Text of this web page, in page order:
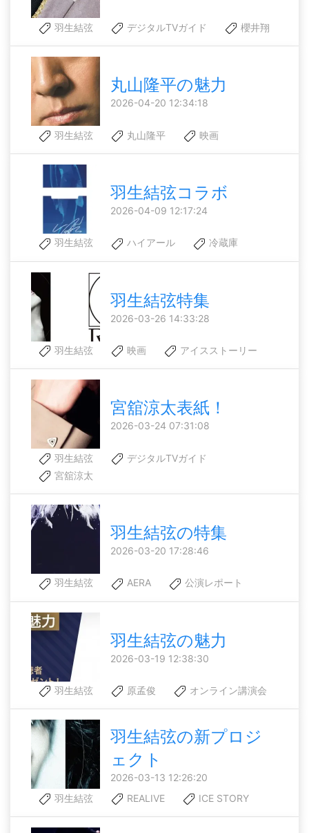
羽生結弦 デジタルTVガイド 櫻井翔
丸山隆平の魅力
2026-04-20 12:34:18
羽生結弦 丸山隆平 映画
羽生結弦コラボ
2026-04-09 12:17:24
羽生結弦 ハイアール 冷蔵庫
羽生結弦特集
2026-03-26 14:33:28
羽生結弦 映画 アイスストーリー
宮舘涼太表紙！
2026-03-24 07:31:08
羽生結弦
デジタルTVガイド
宮舘涼太
羽生結弦の特集
2026-03-20 17:28:46
羽生結弦 AERA 公演レポート
羽生結弦の魅力
2026-03-19 12:38:30
羽生結弦 原孟俊 オンライン講演会
羽生結弦の新プロジ
ェクト
2026-03-13 12:26:20
羽生結弦
REALIVE ICE STORY